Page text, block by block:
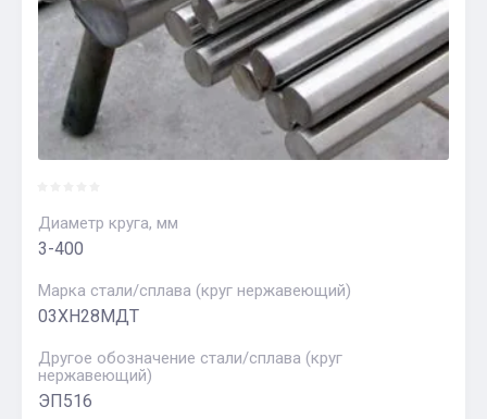
Диаметр круга, мм
3-400
Марка стали/сплава (круг нержавеющий)
03ХН28МДТ
Другое обозначение стали/сплава (круг
нержавеющий)
ЭП516